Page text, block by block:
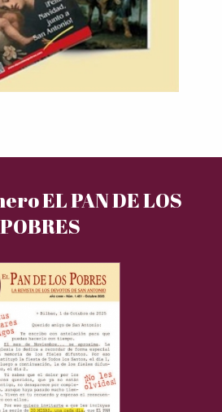
EL PAN DE LOS
POBRES